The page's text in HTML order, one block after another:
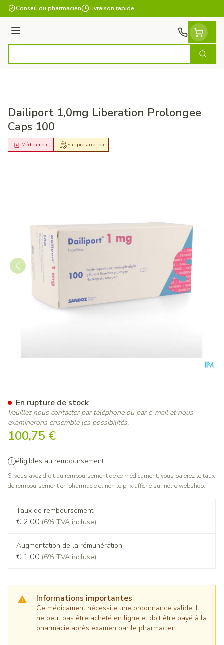
Aller au contenu
Conseil du pharmacien Livraison rapide
Menu
Dailiport 1,0mg Liberation Prolongee
Caps 100
Sur prescription
Médicament
100,75 €
éligibles au remboursement
Si vous avez droit au remboursement de ce médicament, vous paierez le taux
de remboursement en pharmacie et non le prix affiché sur notre webshop.
Taux de remboursement
€ 2,00 (6% TVA incluse)
Augmentation de la rémunération
€ 1,00 (6% TVA incluse)
Informations importantes
Ce médicament nécessite une ordonnance valide. Il
ne peut pas être acheté en ligne et doit être payé à la
pharmacie après examen par le pharmacien.
En rupture de stock
Veuillez nous contacter par téléphone ou par e-mail et nous
examinerons ensemble les possibilités.